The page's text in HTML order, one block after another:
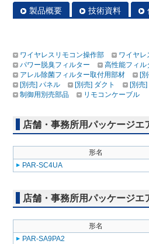
製品概要 技術資料
ワイヤレスリモコン操作部 ワイヤレ
パワー脱臭フィルター
高性能フィル
アレル除菌フィルター取付用部材
[
[別売] パネル
[別売] ダクト [別売
制御用別売部品
リモコンケーブル
店舗・事務所用パッケージエ
形名
PAR-SC4UA
店舗・事務所用パッケージエ
形名
PAR-SA9PA2